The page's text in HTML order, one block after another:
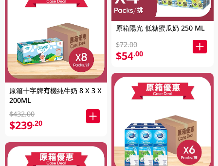
原箱十字牌有機純牛奶 8 X 3 X
200ML
$432.00
$239.20
原箱陽光 低糖蜜瓜奶 250 ML
$72.00
$54.00